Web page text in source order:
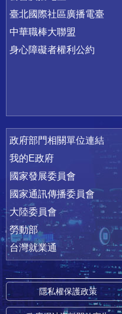
臺北國際社區廣播電臺
中華職棒大聯盟
身心障礙者權利公約
政府部門相關單位連結
我的E政府
國家發展委員會
國家通訊傳播委員會
大陸委員會
勞動部
台灣就業通
隱私權保護政策